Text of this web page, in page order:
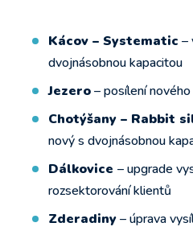
Kácov – Systematic –
dvojnásobnou kapacitou
Jezero– posílení
Chotýšany – Rabbit
nový s dvojnásobnou
Dálkovice – upgrade
rozsektorování klientů
Zderadiny– úprava